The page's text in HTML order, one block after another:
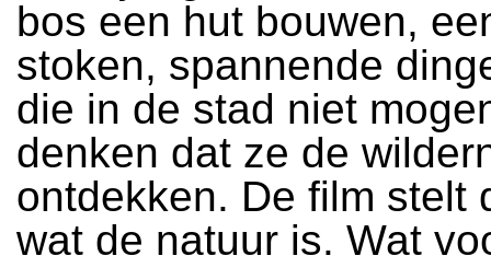
bos een hut bouwen,
stoken, spannende
die in de stad niet
denken dat ze de
ontdekken. De film stelt
wat de natuur is. Wat